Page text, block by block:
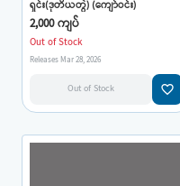
ရှင်း(ဒုတိယတွဲ) (ကျော်ဝင်း)
2,000 ကျပ်
Out of Stock
Releases Mar 28, 2026
Out of Stock favorite_border